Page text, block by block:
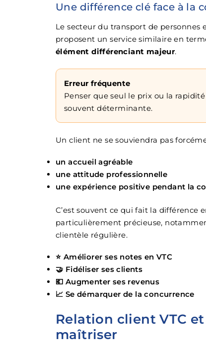
Une différence clé face à la
Le secteur du transport de personnes
proposent un service similaire en
élément différenciant majeur.
Erreur fréquente
Penser que seul le prix ou la
souvent déterminante.
Un client ne se souviendra pas
un accueil agréable
une attitude professionnelle
une expérience positive pendant la
C’est souvent ce qui fait la
particulièrement précieuse,
clientèle régulière.
⭐ Améliorer ses notes en VTC
🤝 Fidéliser ses clients
💶 Augmenter ses revenus
📈 Se démarquer de la concurrence
Relation client VTC
maîtriser